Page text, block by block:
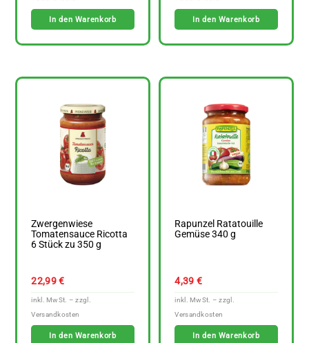
In den Warenkorb In den Warenkorb
Zwergenwiese
Tomatensauce Ricotta
6 Stück zu 350 g
22,99€
In den Warenkorb
Rapunzel Ratatouille
Gemüse 340 g
4,39 €
In den Warenkorb